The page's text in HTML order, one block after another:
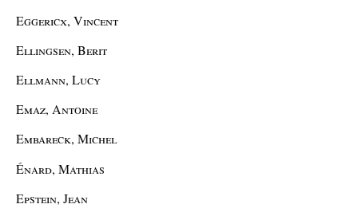
Eggericx, Vincent
Ellingsen, Berit
Ellmann, Lucy
Emaz, Antoine
Embareck, Michel
Énard, Mathias
Epstein, Jean